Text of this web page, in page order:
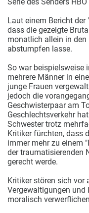
Laut einem Bericht der
dass die gezeigte
monatlich allein in den
abstumpfen lasse.
So war beispielsweise
mehrere Männer in
junge Frauen
jedoch die
Geschwisterpaar am
Geschlechtsverkehr
Schwester trotz
Kritiker fürchten, dass
immer mehr zu einem
der traumatisierenden
gerecht werde.
Kritiker stören sich vor
Vergewaltigungen und
moralisch